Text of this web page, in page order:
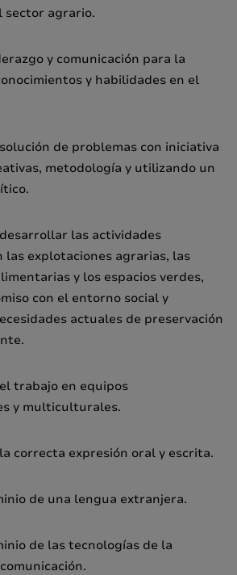
sector agrario.
y comunicación para la
y habilidades en el
de problemas con iniciativa
metodología y utilizando un
las actividades
las explotaciones agrarias, las
y los espacios verdes,
con el entorno social y
actuales de preservación
trabajo en equipos
y multiculturales.
correcta expresión oral y escrita.
de una lengua extranjera.
de las tecnologías de la